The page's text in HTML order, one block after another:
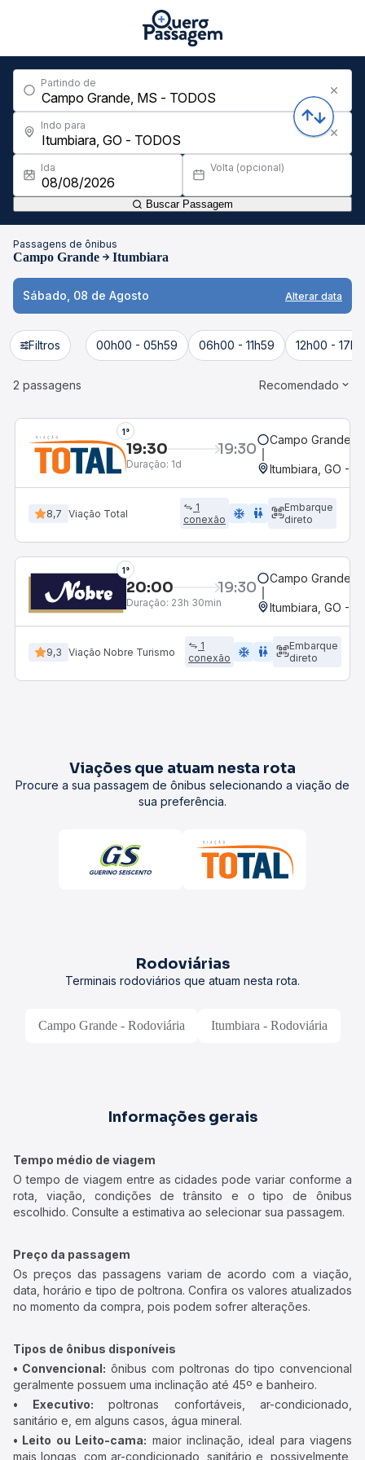
Partindo de
Indo para
Ida Volta (opcional)
Buscar Passagem
Passagens de ônibus
Campo Grande Itumbiara
Sábado, 08 de Agosto Alterar data
Filtros 00h00 - 05h59 06h00 - 11h59 12h00 -
2 passagens Recomendado
1°
19:30 19:30
Duração: 1d
Campo Grande,
Itumbiara, GO -
8,7 Viação Total
1
conexão
ac_unit wc
Embarque
direto
1°
20:00 19:30
Duração: 23h 30min
Campo Grande,
Itumbiara, GO -
9,3 Viação Nobre Turismo
1
conexão
ac_unit wc
Embarque
direto
Viações que atuam nesta rota
Procure a sua passagem de ônibus selecionando a viação de
sua preferência.
Rodoviárias
Terminais rodoviários que atuam nesta rota.
Campo Grande - Rodoviária Itumbiara - Rodoviária
Informações gerais
Tempo médio de viagem
O tempo de viagem entre as cidades pode variar conforme a
rota, viação, condições de trânsito e o tipo de ônibus
escolhido. Consulte a estimativa ao selecionar sua passagem.
Preço da passagem
Os preços das passagens variam de acordo com a viação,
data, horário e tipo de poltrona. Confira os valores atualizados
no momento da compra, pois podem sofrer alterações.
Tipos de ônibus disponíveis
• Convencional: ônibus com poltronas do tipo convencional
geralmente possuem uma inclinação até 45º e banheiro.
• Executivo: poltronas confortáveis, ar-condicionado,
sanitário e, em alguns casos, água mineral.
• Leito ou Leito-cama: maior inclinação, ideal para viagens
mais longas, com ar-condicionado, sanitário e, possivelmente,